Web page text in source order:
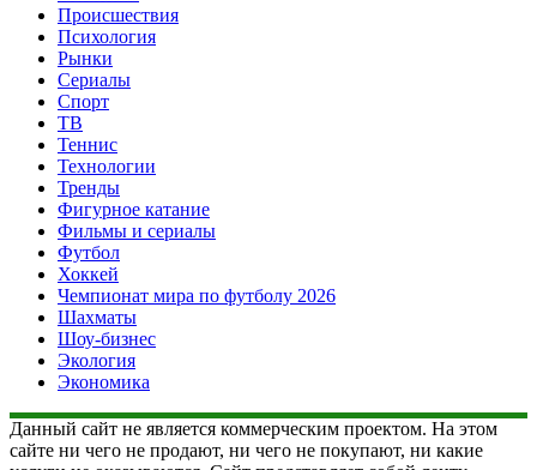
Происшествия
Психология
Рынки
Сериалы
Спорт
ТВ
Теннис
Технологии
Тренды
Фигурное катание
Фильмы и сериалы
Футбол
Хоккей
Чемпионат мира по футболу 2026
Шахматы
Шоу-бизнес
Экология
Экономика
Данный сайт не является коммерческим проектом. На этом
сайте ни чего не продают, ни чего не покупают, ни какие